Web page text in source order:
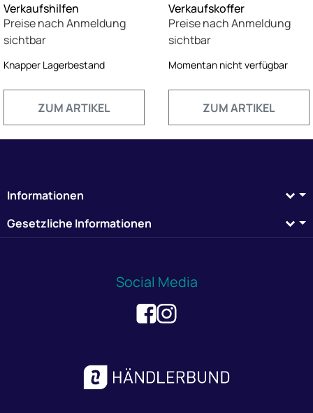
Verkaufshilfen
Preise nach Anmeldung
sichtbar
Knapper Lagerbestand
ZUM ARTIKEL
Verkaufskoffer
Preise nach Anmeldung
sichtbar
Momentan nicht verfügbar
ZUM ARTIKEL
Informationen
Gesetzliche Informationen
Social Media